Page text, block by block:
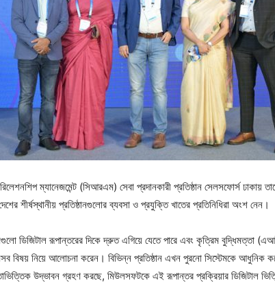
ম্যানেজমেন্ট (সিআরএম) সেবা প্রদানকারী প্রতিষ্ঠান সেলসফোর্স ঢাকায়
শীর্ষস্থানীয় প্রতিষ্ঠানগুলোর ব্যবসা ও প্রযুক্তি খাতের প্রতিনিধিরা অংশ নেন।
ডিজিটাল রূপান্তরের দিকে দ্রুত এগিয়ে যেতে পারে এবং কৃত্রিম বুদ্ধিমত্তা
বিষয় নিয়ে আলোচনা করেন। বিভিন্ন প্রতিষ্ঠান এখন পুরনো সিস্টেমকে আধুনিক
উদ্ভাবন গ্রহণ করছে, মিউলসফটকে এই রূপান্তর প্রক্রিয়ার ডিজিটাল